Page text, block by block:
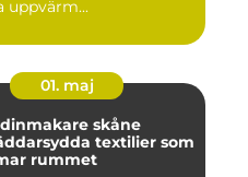
uppvärm...
01. maj
skåne
textilier som
rummet